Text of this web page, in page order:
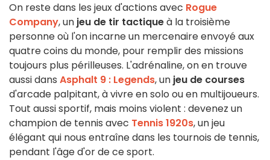
On reste dans les jeux d'actions avec Rogue
Company, un jeu de tir tactiqueà la troisième
personne où l'on incarne un mercenaire envoyé aux
quatre coins du monde, pour remplir des missions
toujours plus périlleuses. L'adrénaline, on en trouve
aussi dans Asphalt 9 : Legends, un jeu de courses
d'arcade palpitant, à vivre en solo ou en multijoueurs.
Tout aussi sportif, mais moins violent : devenez un
champion de tennis avec Tennis 1920s, un jeu
élégant qui nous entraîne dans les tournois de tennis,
pendant l'âge d'or de ce sport.